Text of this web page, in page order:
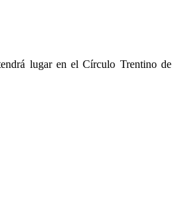
lugar en el Círculo Trentino de